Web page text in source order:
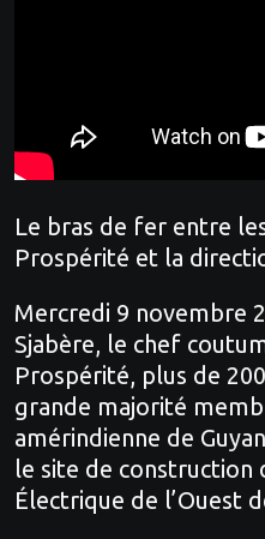
Le bras de fer entre
Prospérité et la
Mercredi 9 novembre
Sjabère, le chef
Prospérité, plus de
grande majorité
amérindienne de
le site de construction
Électrique de l’Ouest